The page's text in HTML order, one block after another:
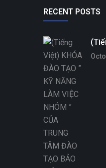
RECENT POSTS